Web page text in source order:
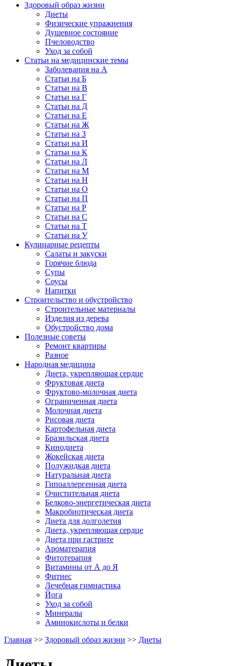
Здоровый образ жизни
Диеты
Физические упражнения
Душевное состояние
Пчеловодство
Уход за собой
Статьи на медицинские темы
Заболевания на А
Статьи на Б
Статьи на В
Статьи на Г
Статьи на Д
Статьи на Е
Статьи на Ж
Статьи на З
Статьи на И
Статьи на К
Статьи на Л
Статьи на М
Статьи на Н
Статьи на О
Статьи на П
Статьи на Р
Статьи на С
Статьи на Т
Статьи на У
Кулинарные рецепты
Салаты и закуски
Горячие блюда
Супы
Соусы
Напитки
Строительство и обустройство
Строительные материалы
Изделия из дерева
Обустройство дома
Полезные советы
Ремонт квартиры
Разное
Народная медицина
Диета, укрепляющая сердце
Фруктовая диета
Фруктово-молочная диета
Ограниченная диета
Молочная диета
Рисовая диета
Картофельная диета
Бразильская диета
Кинодиета
Жокейская диета
Полужидкая диета
Натуральная диета
Гипоаллергенная диета
Очистительная диета
Белково-энергетическая диета
Макробиотическая диета
Диета для долголетия
Диета, укрепляющая сердце
Диета при гастрите
Ароматерапия
Фитотерапия
Витамины от А до Я
Фитнес
Лечебная гимнастика
Йога
Уход за собой
Минералы
Аминокислоты и белки
Главная >> Здоровый образ жизни >> Диеты